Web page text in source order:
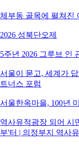
체부동 골목에 펼쳐진
2026 성북단오제
5주년 2026 그루브 인
서울이 묻고, 세계가
트너스 포럼
서울한옥마을, 100년
역사유적광장 되어 시
부'터 | 의정부지 역사